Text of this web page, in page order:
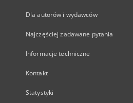
Dla autorów i wydawców
Najczęściej zadawane pytania
Informacje techniczne
Kontakt
Statystyki